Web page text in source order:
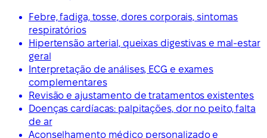
Febre, fadiga, tosse, dores corporais, sintomas
respiratórios
Hipertensão arterial, queixas digestivas e mal-estar
geral
Interpretação de análises, ECG e exames
complementares
Revisão e ajustamento de tratamentos existentes
Doenças cardíacas: palpitações, dor no peito, falta
de ar
Aconselhamento médico personalizado e